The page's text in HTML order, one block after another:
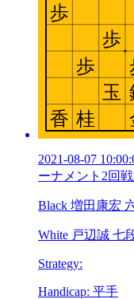
2021-08-07
ーナメント2回
Black 増田康宏
White 戸辺誠 七
Strategy:
Handicap: 平手